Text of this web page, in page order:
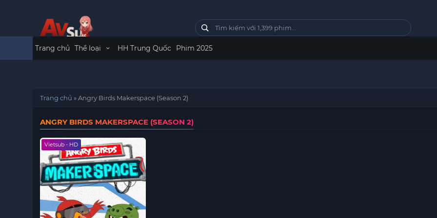
Trang chủ Thể loại HH Trung Quốc Phim 2025
Trang chủ »Angry Birds Makerspace (Season 2)
ANGRY BIRDS MAKERSPACE (SEASON 2)
Vietsub - HD